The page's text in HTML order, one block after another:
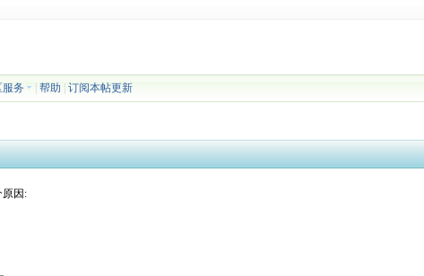
服务 |帮助 |订阅本帖更新
原因: